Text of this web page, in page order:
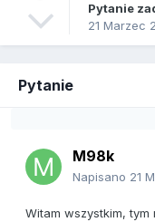
Pytanie
21 Marzec
Pytanie
M98k
Napisano 21
Witam wszystkim,